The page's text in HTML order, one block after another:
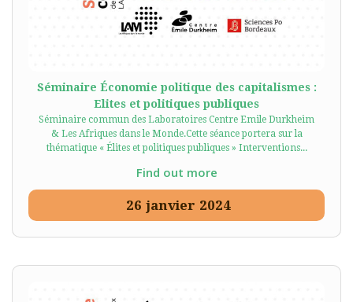
Séminaire Économie politique des capitalismes :
Elites et politiques publiques
Séminaire commun des Laboratoires Centre Emile Durkheim
& Les Afriques dans le Monde.Cette séance portera sur la
thématique « Élites et politiques publiques » Interventions...
Find out more
26 janvier 2024